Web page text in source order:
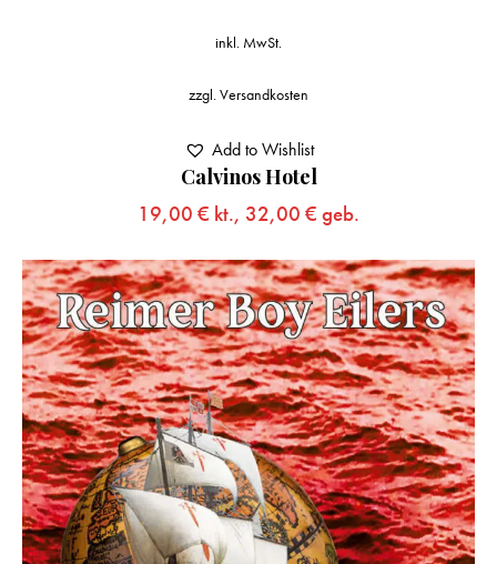
Calvinos Hotel
19,00 € kt., 32,00 € geb.
inkl. MwSt.
zzgl.Versandkosten
Add to Wishlist